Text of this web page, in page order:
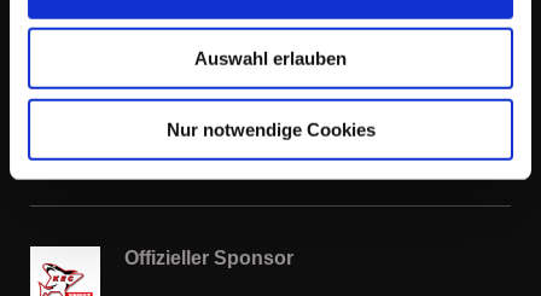
Auswahl erlauben
Nur notwendige Cookies
Bürozeiten
Mo.-Fr. 9.00 - 17.00 Uhr
Offizieller Sponsor